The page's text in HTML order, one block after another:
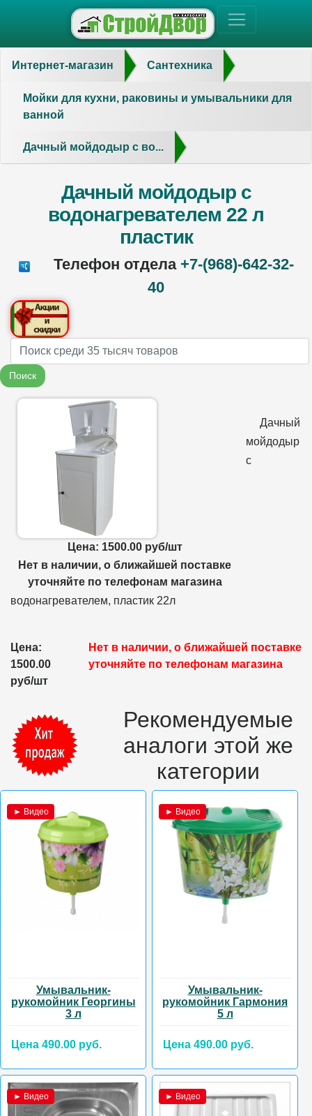
Интернет-магазин Сантехника
Мойки для кухни, раковины и умывальники для
ванной
Дачный мойдодыр с во...
Дачный мойдодыр с
водонагревателем 22 л
пластик
Телефон отдела +7-(968)-642-32-
40
Name
Поиск
Цена: 1500.00 руб/шт
Нет в наличии, о ближайшей поставке
уточняйте по телефонам магазина
Дачный
мойдодыр
с
водонагревателем, пластик 22л
Цена:
1500.00
руб/шт
Нет в наличии, о ближайшей поставке
уточняйте по телефонам магазина
Рекомендуемые
аналоги этой же
категории
► Видео
Умывальник-
рукомойник Георгины
3 л
Цена 490.00 руб.
► Видео
Умывальник-
рукомойник Гармония
5 л
Цена 490.00 руб.
► Видео ► Видео